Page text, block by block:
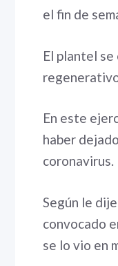
el fin de
El plantel
En este
haber
coronavirus.
Según le
convocado
se lo vio en